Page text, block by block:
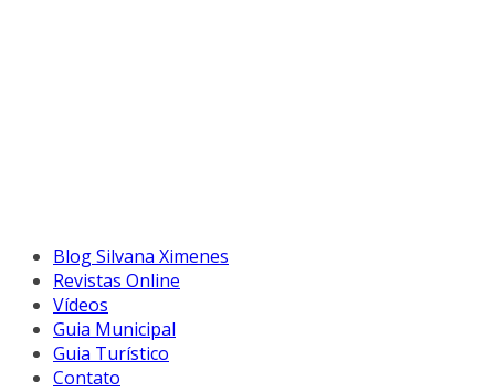
Blog Silvana Ximenes
Revistas Online
Vídeos
Guia Municipal
Guia Turístico
Contato